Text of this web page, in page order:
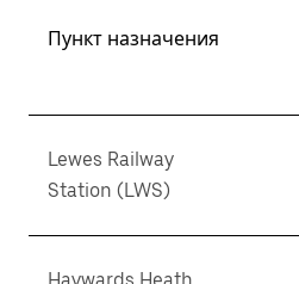
Пункт назначения
Lewes Railway
Station (LWS)